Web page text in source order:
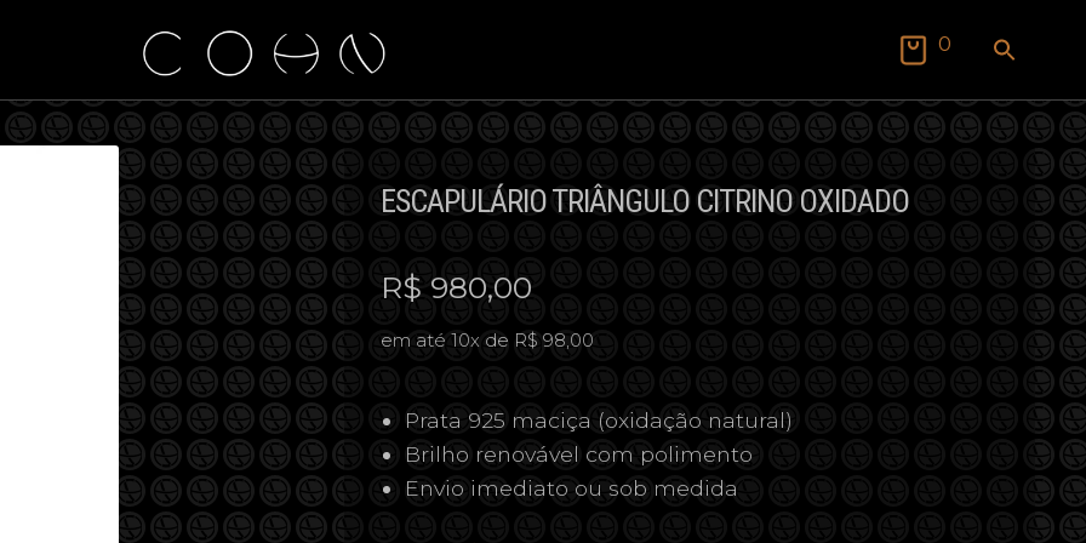
0
ESCAPULÁRIO TRIÂNGULO CITRINO OXIDADO
R$ 980,00
em até 10x de R$ 98,00
Prata 925 maciça (oxidação natural)
Brilho renovável com polimento
Envio imediato ou sob medida